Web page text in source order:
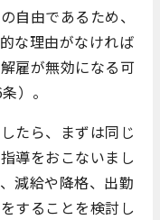
自由であるため、
な理由がなければ
雇が無効になる可
）。
たら、まずは同じ
導をおこないまし
減給や降格、出勤
することを検討し